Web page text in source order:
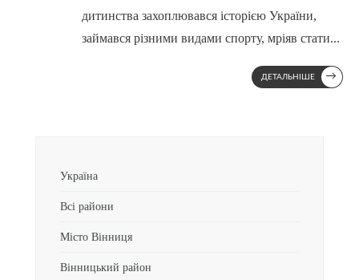
дитинства захоплювався історією України,
займався різними видами спорту, мріяв стати...
ДЕТАЛЬНІШЕ →
Україна
Всі райони
Місто Вінниця
Вінницький район